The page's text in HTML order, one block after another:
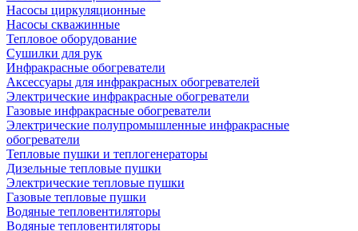
Насосы циркуляционные
Насосы скважинные
Тепловое оборудование
Сушилки для рук
Инфракрасные обогреватели
Аксессуары для инфракрасных обогревателей
Электрические инфракрасные обогреватели
Газовые инфракрасные обогреватели
Электрические полупромышленные инфракрасные
обогреватели
Тепловые пушки и теплогенераторы
Дизельные тепловые пушки
Электрические тепловые пушки
Газовые тепловые пушки
Водяные тепловентиляторы
Водяные тепловентиляторы